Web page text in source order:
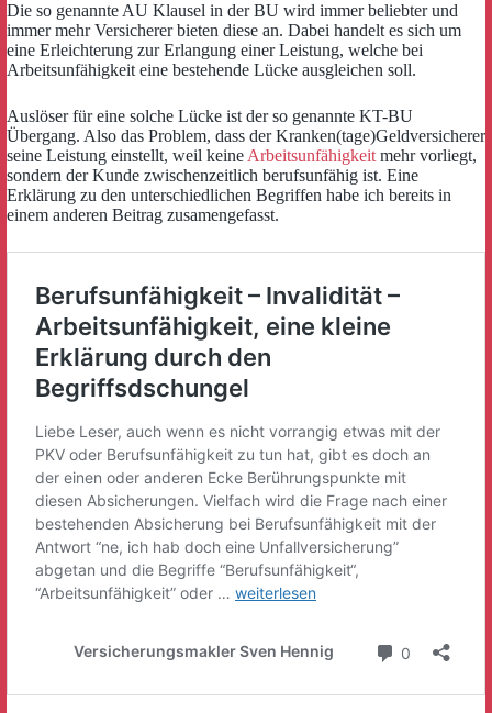
Die so genannte AU Klausel in der BU wird immer beliebter und
immer mehr Versicherer bieten diese an. Dabei handelt es sich um
eine Erleichterung zur Erlangung einer Leistung, welche bei
Arbeitsunfähigkeit eine bestehende Lücke ausgleichen soll.
Auslöser für eine solche Lücke ist der so genannte KT-BU
Übergang. Also das Problem, dass der Kranken(tage)Geldversicherer
seine Leistung einstellt, weil keine Arbeitsunfähigkeit mehr vorliegt,
sondern der Kunde zwischenzeitlich berufsunfähig ist. Eine
Erklärung zu den unterschiedlichen Begriffen habe ich bereits in
einem anderen Beitrag zusamengefasst.